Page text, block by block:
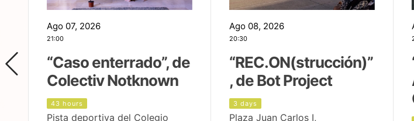
Ago 07, 2026
21:00
“Caso enterrado”, de
Colectiv Notknown
43 hours
Pista deportiva del Colegio
Ago 08, 2026
20:30
“REC.ON(strucción)”
, de Bot Project
3 days
Plaza Juan Carlos I,